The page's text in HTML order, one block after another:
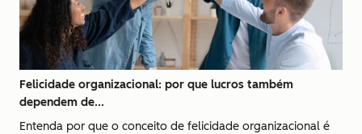
Felicidade organizacional: por que lucros também
dependem de...
Entenda por que o conceito de felicidade organizacional é